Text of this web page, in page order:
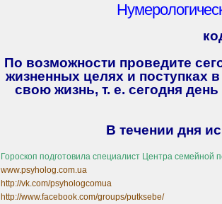
По возможности проведите
жизненных целях и поступках
свою жизнь, т. е. сегодня
В течении дня
Гороскоп подготовила специалист Центра семейной
www.psyholog.com.ua
http://vk.com/psyhologcomua
http://www.facebook.com/groups/putksebe/